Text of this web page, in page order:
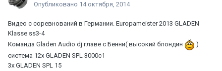
Опубликовано 14 октября, 2014
Видео с соревнований в Германии. Europameister 2013 GLADEN
Klasse ss3-4
Команда Gladen Audio dj главе с Бенни( высокий блондин
)
система 12x GLADEN SPL 3000c1
3x GLADEN SPL 15